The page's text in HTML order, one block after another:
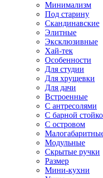
Минимализм
Под старину
Скандинавские
Элитные
Эксклюзивные
Хай-тек
Особенности
Для студии
Для хрущевки
Для дачи
Встроенные
С антресолями
С барной
С островом
Модульные
Скрытые ручки
Размер
Мини-кухни